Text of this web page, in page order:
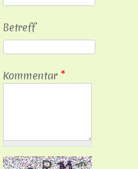
Betreff
Kommentar *